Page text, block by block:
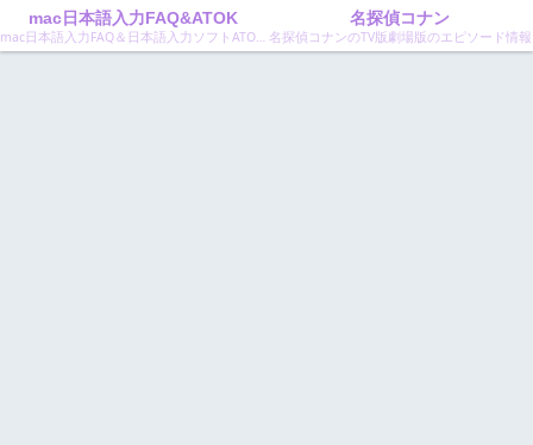
mac日本語入力FAQ&ATOK
mac日本語入力FAQ＆日本語入力ソフトATOKエイトクの設定と使い方
名探偵コナン
名探偵コナンのTV版劇場版のエピソード情報